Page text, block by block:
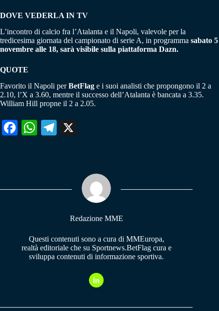
DOVE VEDERLA IN TV
L’incontro di calcio fra l’Atalanta e il Napoli, valevole per la
tredicesima giornata del campionato di serie A, in programma sabato 5
novembre alle 18, sarà visibile sulla piattaforma Dazn.
QUOTE
Favorito il Napoli perBetFlag e i suoi analisti che propongono il 2 a
2.10, l’X a 3.60, mentre il successo dell’Atalanta è bancata a 3.35.
William Hill propne il 2 a 2.05.
Fa W
pp
Te
m
Redazione MME
Questi contenuti sono a cura di MMEuropa,
realtà editoriale che su Sportnews.BetFlag cura e
sviluppa contenuti di informazione sportiva.